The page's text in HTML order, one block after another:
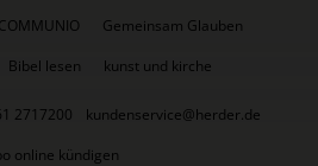
COMMUNIO
Gemeinsam Glauben
Bibel lesen kunst und kirche
2717200
kundenservice@herder.de
online kündigen